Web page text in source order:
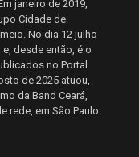
janeiro de 2019,
Cidade de
No dia 12 julho
desde então, é o
no Portal
de 2025 atuou,
da Band Ceará,
rede, em São Paulo.